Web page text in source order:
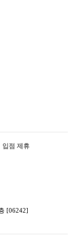
입점 제휴
[06242]